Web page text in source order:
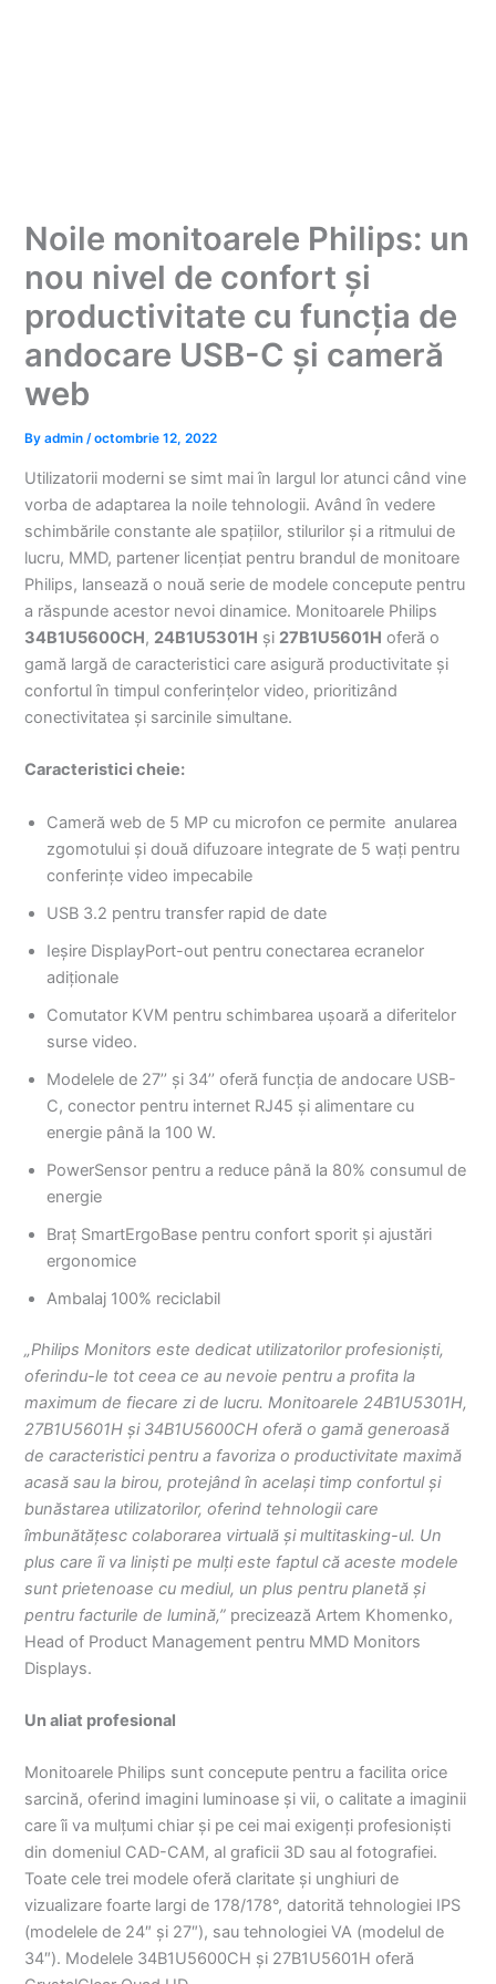
Noile monitoarele Philips: un
nou nivel de confort și
productivitate cu funcția de
andocare USB-C și cameră
web
Byadmin/octombrie 12, 2022
Utilizatorii moderni se simt mai în largul lor atunci când vine
vorba de adaptarea la noile tehnologii. Având în vedere
schimbările constante ale spațiilor, stilurilor și a ritmului de
lucru, MMD, partener licențiat pentru brandul de monitoare
Philips, lansează o nouă serie de modele concepute pentru
a răspunde acestor nevoi dinamice. Monitoarele Philips
34B1U5600CH, 24B1U5301H și 27B1U5601H oferă o
gamă largă de caracteristici care asigură productivitate și
confortul în timpul conferințelor video, prioritizând
conectivitatea și sarcinile simultane.
Caracteristici cheie:
Cameră web de 5 MP cu microfon ce permite anularea
zgomotului și două difuzoare integrate de 5 wați pentru
conferințe video impecabile
USB 3.2 pentru transfer rapid de date
Ieșire DisplayPort-out pentru conectarea ecranelor
adiționale
Comutator KVM pentru schimbarea ușoară a diferitelor
surse video.
Modelele de 27’’ și 34’’ oferă funcția de andocare USB-
C, conector pentru internet RJ45 și alimentare cu
energie până la 100 W.
PowerSensor pentru a reduce până la 80% consumul de
energie
Braț SmartErgoBase pentru confort sporit și ajustări
ergonomice
Ambalaj 100% reciclabil
„Philips Monitors este dedicat utilizatorilor profesioniști,
oferindu-le tot ceea ce au nevoie pentru a profita la
maximum de fiecare zi de lucru. Monitoarele 24B1U5301H,
27B1U5601H și 34B1U5600CH oferă o gamă generoasă
de caracteristici pentru a favoriza o productivitate maximă
acasă sau la birou, protejând în același timp confortul și
bunăstarea utilizatorilor, oferind tehnologii care
îmbunătățesc colaborarea virtuală și multitasking-ul. Un
plus care îi va liniști pe mulți este faptul că aceste modele
sunt prietenoase cu mediul, un plus pentru planetă și
pentru facturile de lumină,” precizează Artem Khomenko,
Head of Product Management pentru MMD Monitors
Displays.
Un aliat profesional
Monitoarele Philips sunt concepute pentru a facilita orice
sarcină, oferind imagini luminoase și vii, o calitate a imaginii
care îi va mulțumi chiar și pe cei mai exigenți profesioniști
din domeniul CAD-CAM, al graficii 3D sau al fotografiei.
Toate cele trei modele oferă claritate și unghiuri de
vizualizare foarte largi de 178/178°, datorită tehnologiei IPS
(modelele de 24″ și 27″), sau tehnologiei VA (modelul de
34″). Modelele 34B1U5600CH și 27B1U5601H oferă